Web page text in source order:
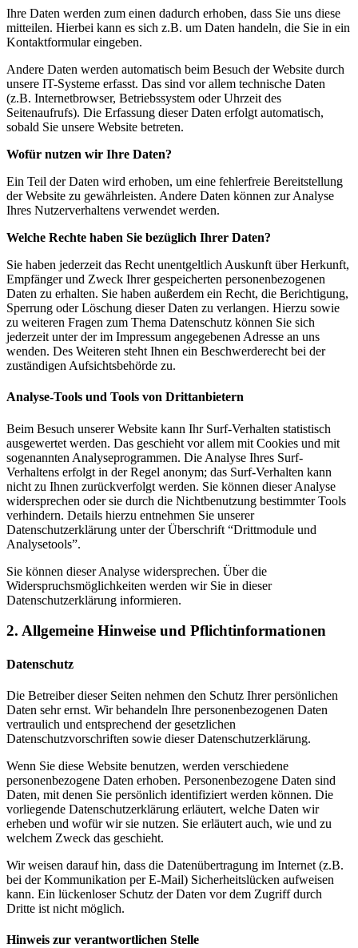
Ihre Daten werden zum einen dadurch erhoben, dass Sie uns diese
mitteilen. Hierbei kann es sich z.B. um Daten handeln, die Sie in ein
Kontaktformular eingeben.
Andere Daten werden automatisch beim Besuch der Website durch
unsere IT-Systeme erfasst. Das sind vor allem technische Daten
(z.B. Internetbrowser, Betriebssystem oder Uhrzeit des
Seitenaufrufs). Die Erfassung dieser Daten erfolgt automatisch,
sobald Sie unsere Website betreten.
Wofür nutzen wir Ihre Daten?
Ein Teil der Daten wird erhoben, um eine fehlerfreie Bereitstellung
der Website zu gewährleisten. Andere Daten können zur Analyse
Ihres Nutzerverhaltens verwendet werden.
Welche Rechte haben Sie bezüglich Ihrer Daten?
Sie haben jederzeit das Recht unentgeltlich Auskunft über Herkunft,
Empfänger und Zweck Ihrer gespeicherten personenbezogenen
Daten zu erhalten. Sie haben außerdem ein Recht, die Berichtigung,
Sperrung oder Löschung dieser Daten zu verlangen. Hierzu sowie
zu weiteren Fragen zum Thema Datenschutz können Sie sich
jederzeit unter der im Impressum angegebenen Adresse an uns
wenden. Des Weiteren steht Ihnen ein Beschwerderecht bei der
zuständigen Aufsichtsbehörde zu.
Analyse-Tools und Tools von Drittanbietern
Beim Besuch unserer Website kann Ihr Surf-Verhalten statistisch
ausgewertet werden. Das geschieht vor allem mit Cookies und mit
sogenannten Analyseprogrammen. Die Analyse Ihres Surf-
Verhaltens erfolgt in der Regel anonym; das Surf-Verhalten kann
nicht zu Ihnen zurückverfolgt werden. Sie können dieser Analyse
widersprechen oder sie durch die Nichtbenutzung bestimmter Tools
verhindern. Details hierzu entnehmen Sie unserer
Datenschutzerklärung unter der Überschrift “Drittmodule und
Analysetools”.
Sie können dieser Analyse widersprechen. Über die
Widerspruchsmöglichkeiten werden wir Sie in dieser
Datenschutzerklärung informieren.
2. Allgemeine Hinweise und Pflichtinformationen
Datenschutz
Die Betreiber dieser Seiten nehmen den Schutz Ihrer persönlichen
Daten sehr ernst. Wir behandeln Ihre personenbezogenen Daten
vertraulich und entsprechend der gesetzlichen
Datenschutzvorschriften sowie dieser Datenschutzerklärung.
Wenn Sie diese Website benutzen, werden verschiedene
personenbezogene Daten erhoben. Personenbezogene Daten sind
Daten, mit denen Sie persönlich identifiziert werden können. Die
vorliegende Datenschutzerklärung erläutert, welche Daten wir
erheben und wofür wir sie nutzen. Sie erläutert auch, wie und zu
welchem Zweck das geschieht.
Wir weisen darauf hin, dass die Datenübertragung im Internet (z.B.
bei der Kommunikation per E-Mail) Sicherheitslücken aufweisen
kann. Ein lückenloser Schutz der Daten vor dem Zugriff durch
Dritte ist nicht möglich.
Hinweis zur verantwortlichen Stelle